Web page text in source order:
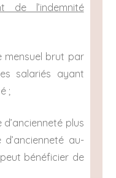
de l’indemnité
brut par
salariés ayant
;
plus
au-
bénéficier de